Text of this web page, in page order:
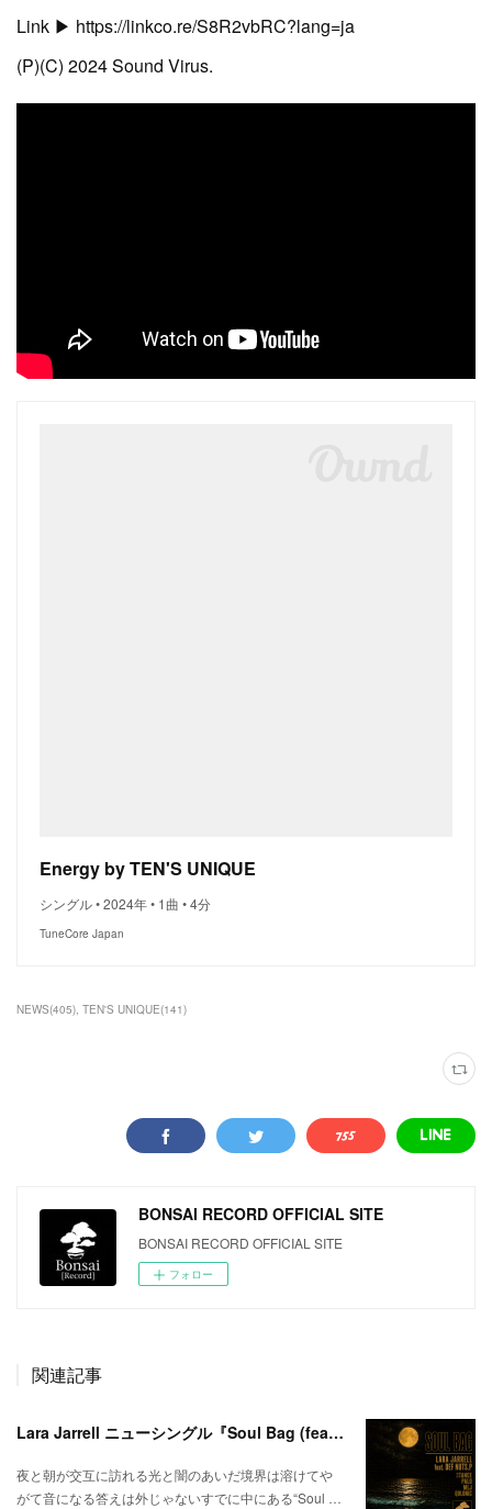
Link ▶︎ https://linkco.re/S8R2vbRC?lang=ja
(P)(C) 2024 Sound Virus.
Energy by TEN'S UNIQUE
シングル • 2024年 • 1曲 • 4分
TuneCore Japan
NEWS(405) TEN'S UNIQUE(141)
BONSAI RECORD OFFICIAL SITE
BONSAI RECORD OFFICIAL SITE
フォロー
関連記事
Lara Jarrell ニューシングル『Soul Bag (feat. Def Nuts.p)』配信スタート！
夜と朝が交互に訪れる光と闇のあいだ境界は溶けてや
がて音になる答えは外じゃないすでに中にある“Soul …